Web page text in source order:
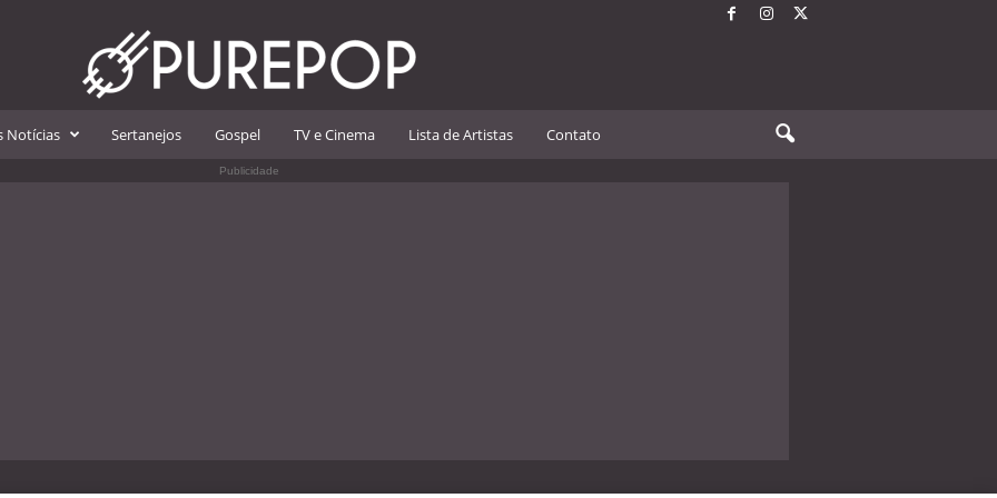
Notícias Sertanejos Gospel TV e Cinema Lista de Artistas Contato
Publicidade